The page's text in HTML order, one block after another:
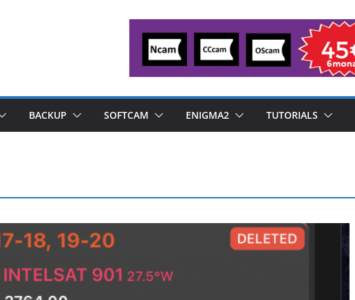
BACKUP SOFTCAM ENIGMA2 TUTORIALS